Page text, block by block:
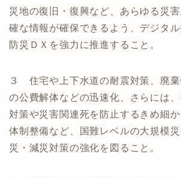
災地の復旧・復興など、あらゆる災
確な情報が確保できるよう、デジタ
防災ＤＸを強力に推進すること。
３ 住宅や上下水道の耐震対策、廃
の公費解体などの迅速化、さらには
対策や災害関連死を防止するきめ細
体制整備など、国難レベルの大規模
災・減災対策の強化を図ること。